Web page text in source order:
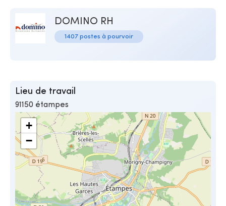
DOMINO RH
1407 postes à pourvoir
Lieu de travail
91150 étampes
+
−